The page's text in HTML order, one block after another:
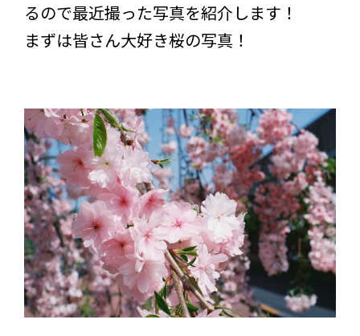
るので最近撮った写真を紹介します！
まずは皆さん大好き桜の写真！